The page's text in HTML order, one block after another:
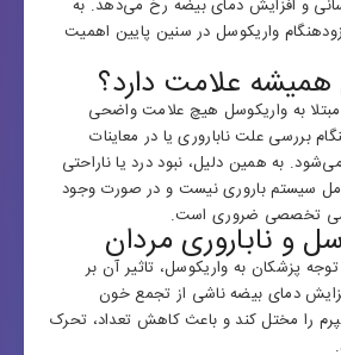
و افزایش دمای بیضه رخ می‌دهد. به
واریکوسل در سنین پایین اهمیت
همیشه علامت دارد؟
به واریکوسل هیچ علامت واضحی
بررسی علت ناباروری یا در معاینات
به همین دلیل، نبود درد یا ناراحتی
سیستم باروری نیست و در صورت وجود
تخصصی ضروری است.
و ناباروری مردان
پزشکان به واریکوسل، تاثیر آن بر
دمای بیضه ناشی از تجمع خون
را مختل کند و باعث کاهش تعداد، تحرک